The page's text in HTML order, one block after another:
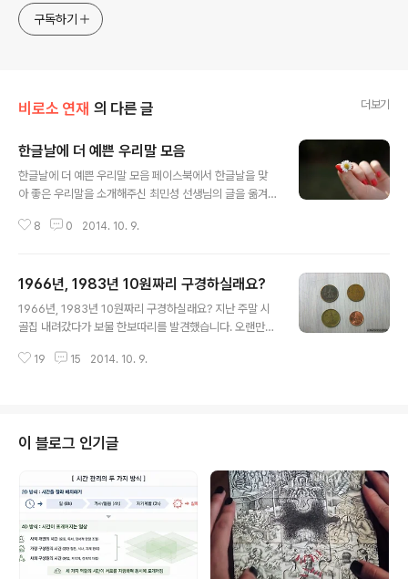
구독하기
비로소 연재 의 다른 글 더보기
한글날에 더 예쁜 우리말 모음
한글날에 더 예쁜 우리말 모음 페이스북에서 한글날을 맞
아 좋은 우리말을 소개해주신 최민성 선생님의 글을 옮겨
그 뜻이 명확하게 알지 못하는 것들도 보이네요. 살손, 고
알린다^^ 제일 좋아하는 말은 일을 정성껏 하는 손을 뜻하
는 '살손'. 언제나 어디서나 살손을 가지고 살고 싶다.... 가
리사니 [명사] 1 사물을 판단할 만한 지각(知覺). 2 사물을
를 잘 정리하거나 간수함. 2 일을 처리하여 마무리함. 개밥
8 0 2014. 10. 9.
1966년, 1983년 10원짜리 구경하실래요?
1966년, 1983년 10원짜리 구경하실래요? 지난 주말 시
골집 내려갔다가 보물 한보따리를 발견했습니다. 오랜만에
저기 숨어있던 돼지저금통, 그릇 등등에 모여있던 옛날 동
른 탓도 있겠고 모바일이나 신용카드로 결재하는 일이 많
아지다보니 동전을 가지고 다니는 일이 드뭅니다. 길가다
십원짜리가 떨어져 있으면 줍는 것을 귀찮아 하는 사람들
이 대부분입니다. 그래서 백원짜리와 덩치며 무게가 비슷
하고 오십원짜리보다는 무거운 십원짜리는 집안 구석에 모
셔두는 경우가 많이 있는데요. 이번 시골..
19 15 2014. 10. 9.
이 블로그 인기글